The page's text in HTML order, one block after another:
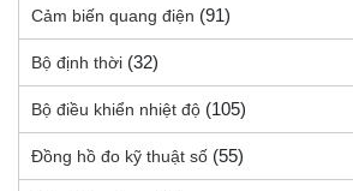
Cảm biến quang điện (91)
Bộ định thời (32)
Bộ điều khiển nhiệt độ (105)
Đồng hồ đo kỹ thuật số (55)